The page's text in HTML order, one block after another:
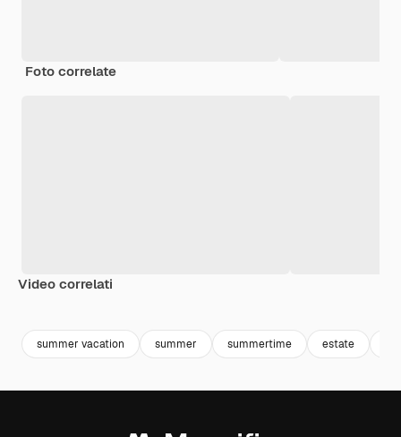
Foto correlate
Video correlati
summer vacation summer summertime estate